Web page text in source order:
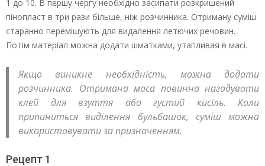
1 до 10. В першу чергу необхідно засипати розкришений
пінопласт в три рази більше, ніж розчинника. Отриману суміш
старанно перемішують для видалення летючих речовин.
Потім матеріал можна додати шматками, утапливая в масі.
Якщо виникне необхідність, можна додати
розчинника. Отримана маса повинна нагадувати
клей для взуття або густий кисіль. Коли
припиниться виділення бульбашок, суміш можна
використовувати за призначенням.
Рецепт 1